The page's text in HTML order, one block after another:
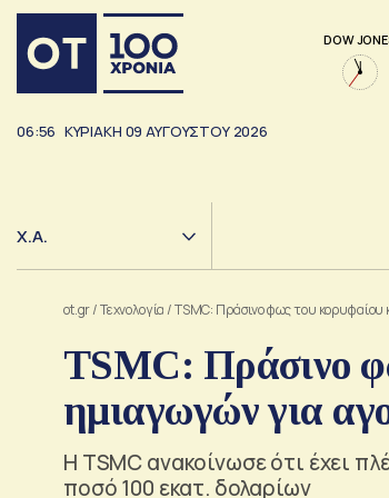
DOW
06:56 ΚΥΡΙΑΚΗ 09 ΑΥΓΟΥΣΤΟΥ 2026
Χ.Α.
ot.gr/Τεχνολογία /TSMC: Πράσινο φως του
TSMC: Πράσινο
ημιαγωγών για
Η TSMC ανακοίνωσε ότι έχει
ποσό 100 εκατ. δολαρίων